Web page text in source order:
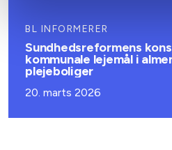
BL INFORMERER
Sundhedsreformens
kommunale lejemål i
plejeboliger
20. marts 2026